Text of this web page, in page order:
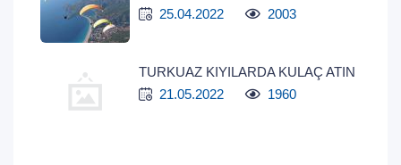
25.04.2022
2003
TURKUAZ KIYILARDA KULAÇ ATIN
21.05.2022
1960